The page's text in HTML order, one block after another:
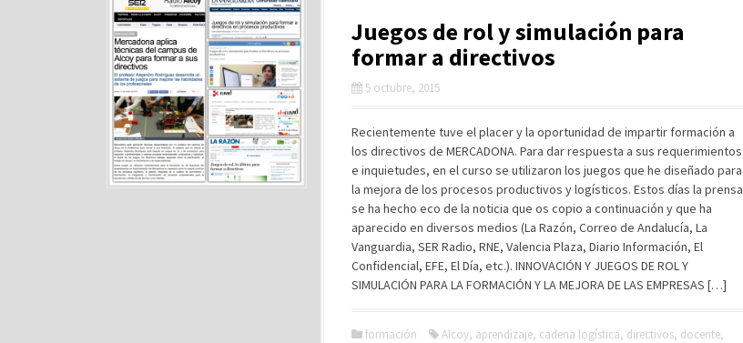
Juegos de rol y simulación para
formar a directivos
5 octubre, 2015
Recientemente tuve el placer y la oportunidad de impartir formación a
los directivos de MERCADONA. Para dar respuesta a sus requerimientos
e inquietudes, en el curso se utilizaron los juegos que he diseñado para
la mejora de los procesos productivos y logísticos. Estos días la prensa
se ha hecho eco de la noticia que os copio a continuación y que ha
aparecido en diversos medios (La Razón, Correo de Andalucía, La
Vanguardia, SER Radio, RNE, Valencia Plaza, Diario Información, El
Confidencial, EFE, El Día, etc.). INNOVACIÓN Y JUEGOS DE ROL Y
SIMULACIÓN PARA LA FORMACIÓN Y LA MEJORA DE LAS EMPRESAS […]
formación Alcoy, aprendizaje, cadena logística, directivos, docente,